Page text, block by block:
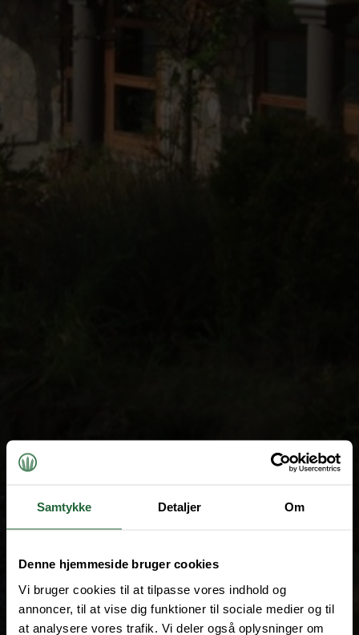
Samtykke Detaljer Om
Denne hjemmeside bruger cookies
Vi bruger cookies til at tilpasse vores indhold og
annoncer, til at vise dig funktioner til sociale medier og til
at analysere vores trafik. Vi deler også oplysninger om